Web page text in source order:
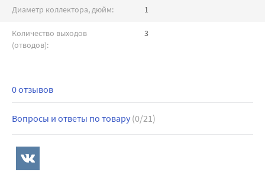
Диаметр коллектора, дюйм: 1
Количество выходов
(отводов):
3
0 отзывов
Вопросы и ответы по товару (0/21)